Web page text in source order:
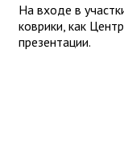
На входе в
коврики, как
презентации.